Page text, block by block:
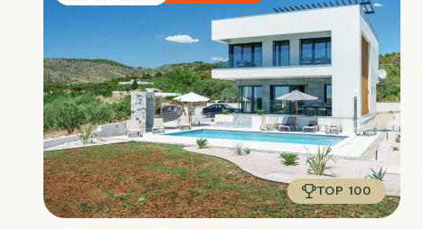
TOP 100